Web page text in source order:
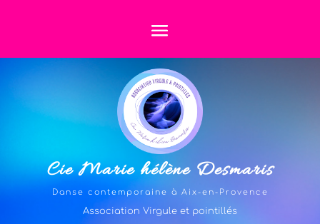
Cie Marie hélène Desmaris
Danse contemporaine à Aix-en-Provence
Association Virgule et pointillés